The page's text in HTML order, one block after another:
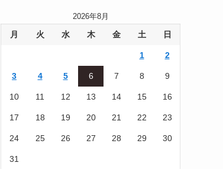
2026年8月
月 火 水 木 金 土 日
1 2
3 4 5 6 7 8 9
10 11 12 13 14 15 16
17 18 19 20 21 22 23
24 25 26 27 28 29 30
31